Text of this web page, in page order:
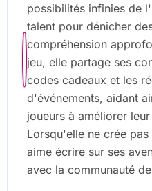
possibilités infinies de
talent pour dénicher
compréhension
jeu, elle partage ses
codes cadeaux et les
d'événements, aidant
joueurs à améliorer
Lorsqu'elle ne crée
aime écrire sur ses
avec la communauté